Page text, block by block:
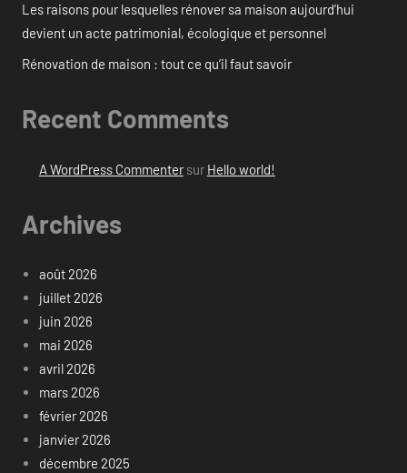
Les raisons pour lesquelles rénover sa maison aujourd’hui
devient un acte patrimonial, écologique et personnel
Rénovation de maison : tout ce qu’il faut savoir
Recent Comments
A WordPress Commentersur Hello world!
Archives
août 2026
juillet 2026
juin 2026
mai 2026
avril 2026
mars 2026
février 2026
janvier 2026
décembre 2025